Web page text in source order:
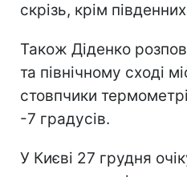
скрізь, крім
Також Діденко
та північному сході
стовпчики
-7 градусів.
У Києві 27 грудня